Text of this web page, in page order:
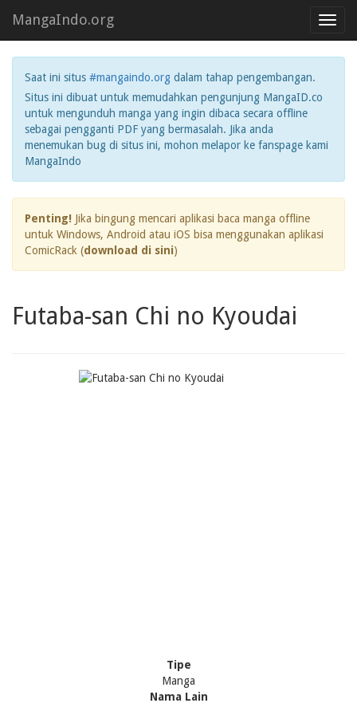
MangaIndo.org
Saat ini situs #mangaindo.org dalam tahap pengembangan.
Situs ini dibuat untuk memudahkan pengunjung MangaID.co
untuk mengunduh manga yang ingin dibaca secara offline
sebagai pengganti PDF yang bermasalah. Jika anda
menemukan bug di situs ini, mohon melapor ke fanspage kami
MangaIndo
Penting! Jika bingung mencari aplikasi baca manga offline
untuk Windows, Android atau iOS bisa menggunakan aplikasi
ComicRack (download di sini)
Futaba-san Chi no Kyoudai
Tipe
Manga
Nama Lain